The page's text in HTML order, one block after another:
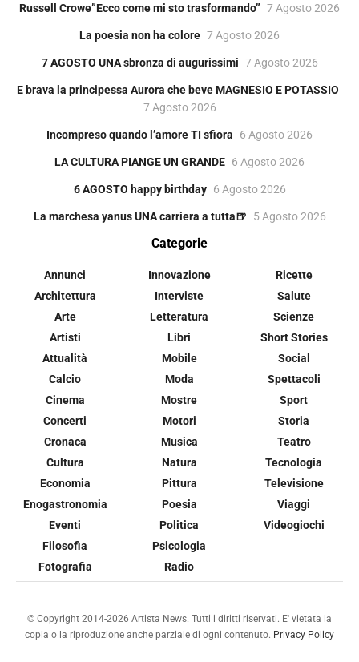
Russell Crowe”Ecco come mi sto trasformando” 7 Agosto 2026
La poesia non ha colore 7 Agosto 2026
7 AGOSTO UNA sbronza di augurissimi 7 Agosto 2026
E brava la principessa Aurora che beve MAGNESIO E POTASSIO
7 Agosto 2026
Incompreso quando l’amore TI sfiora 6 Agosto 2026
LA CULTURA PIANGE UN GRANDE 6 Agosto 2026
6 AGOSTO happy birthday 6 Agosto 2026
La marchesa yanus UNA carriera a tutta🍺 5 Agosto 2026
Categorie
Annunci
Architettura
Arte
Artisti
Attualità
Calcio
Cinema
Concerti
Cronaca
Cultura
Economia
Enogastronomia
Eventi
Filosofia
Fotografia
Innovazione
Interviste
Letteratura
Libri
Mobile
Moda
Mostre
Motori
Musica
Natura
Pittura
Poesia
Politica
Psicologia
Radio
Ricette
Salute
Scienze
Short Stories
Social
Spettacoli
Sport
Storia
Teatro
Tecnologia
Televisione
Viaggi
Videogiochi
© Copyright 2014-2026 Artista News. Tutti i diritti riservati. E' vietata la
copia o la riproduzione anche parziale di ogni contenuto. Privacy Policy